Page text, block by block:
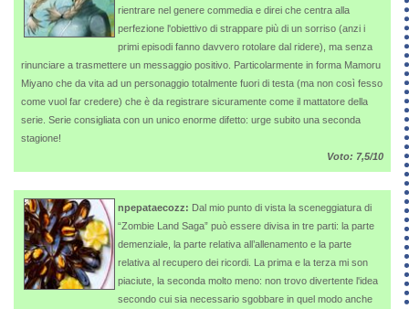
rientrare nel genere commedia e direi che centra alla
perfezione l'obiettivo di strappare più di un sorriso (anzi i
primi episodi fanno davvero rotolare dal ridere), ma senza
rinunciare a trasmettere un messaggio positivo. Particolarmente in forma Mamoru
Miyano che da vita ad un personaggio totalmente fuori di testa (ma non così fesso
come vuol far credere) che è da registrare sicuramente come il mattatore della
serie. Serie consigliata con un unico enorme difetto: urge subito una seconda
stagione!
Voto: 7,5/10
npepataecozz: Dal mio punto di vista la sceneggiatura di
“Zombie Land Saga” può essere divisa in tre parti: la parte
demenziale, la parte relativa all’allenamento e la parte
relativa al recupero dei ricordi. La prima e la terza mi son
piaciute, la seconda molto meno: non trovo divertente l'idea
secondo cui sia necessario sgobbare in quel modo anche